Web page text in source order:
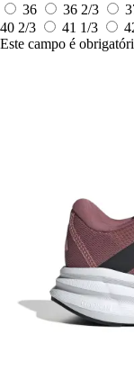
36 36 2/3
40 2/3
41 1/3
Este campo é